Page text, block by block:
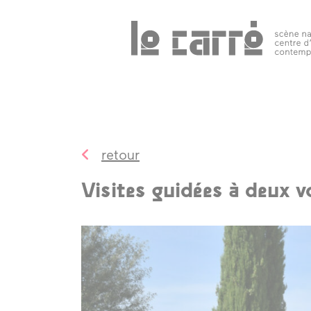
autres rendez-
vous
temps forts
retour
Visites guidées à deux